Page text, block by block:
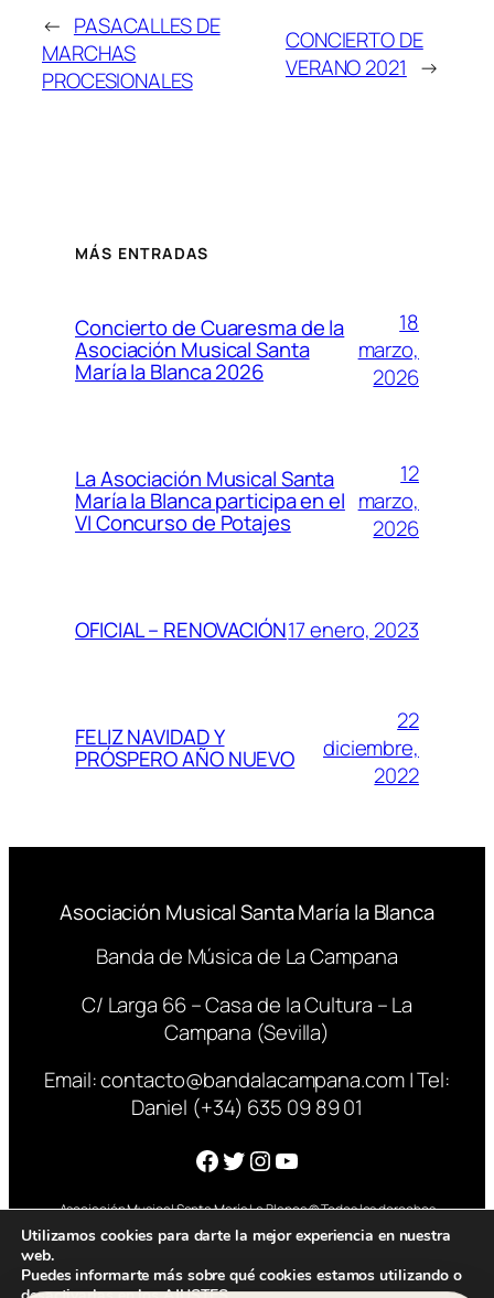
← PASACALLES DE
MARCHAS
PROCESIONALES
CONCIERTO DE
VERANO 2021 →
MÁS ENTRADAS
Concierto de Cuaresma de la
Asociación Musical Santa
María la Blanca 2026
18
marzo,
2026
La Asociación Musical Santa
María la Blanca participa en el
VI Concurso de Potajes
12
marzo,
2026
OFICIAL – RENOVACIÓN17 enero, 2023
FELIZ NAVIDAD Y
PRÓSPERO AÑO NUEVO
22
diciembre,
2022
Asociación Musical Santa María la Blanca
Banda de Música de La Campana
C/ Larga 66 – Casa de la Cultura – La
Campana (Sevilla)
Email:contacto@bandalacampana.com| Tel:
Daniel (+34) 635 09 89 01
Facebook
Twitter
Instagram
YouTube
Asociación Musical Santa María La Blanca © Todos los derechos
reservados – 2025
Utilizamos cookies para darte la mejor experiencia en nuestra
web.
Puedes informarte más sobre qué cookies estamos utilizando o